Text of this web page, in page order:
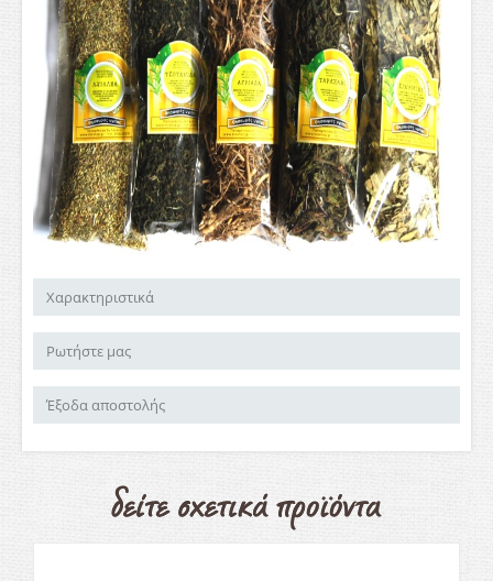
Χαρακτηριστικά
Ρωτήστε μας
Έξοδα αποστολής